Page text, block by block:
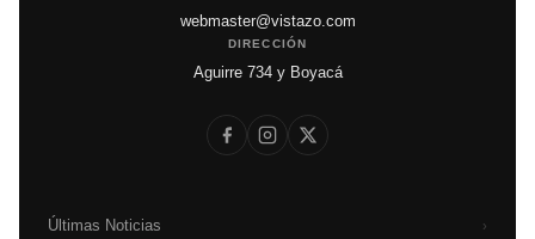
webmaster@vistazo.com
DIRECCIÓN
Aguirre 734 y Boyacá
Últimas Noticias ›